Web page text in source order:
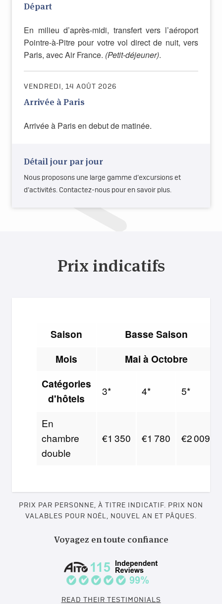
Départ
En milieu d’après-midi, transfert vers l’aéroport
Pointre-à-Pitre pour votre vol direct de nuit, vers
Paris, avec Air France. (Petit-déjeuner).
VENDREDI, 14 AOÛT 2026
Arrivée à Paris
Arrivée à Paris en debut de matinée.
Détail jour par jour
Nous proposons une large gamme d’excursions et
d’activités. Contactez-nous pour en savoir plus.
Prix indicatifs
Saison
Basse Saison
Mois
Mai à Octobre
Catégories
d'hôtels
3* 4* 5*
En
chambre
double
€1 350 €1 780 €2 009
PRIX PAR PERSONNE, À TITRE INDICATIF. PRIX NON
VALABLES POUR NOËL, NOUVEL AN ET PÂQUES.
Voyagez en toute confiance
READ THEIR TESTIMONIALS